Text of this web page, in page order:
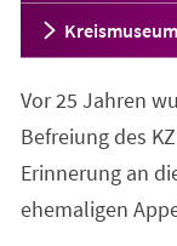
Vor 25 Jahren
Befreiung des
Erinnerung an
ehemaligen